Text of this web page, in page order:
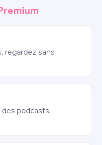
regardez sans
des podcasts,